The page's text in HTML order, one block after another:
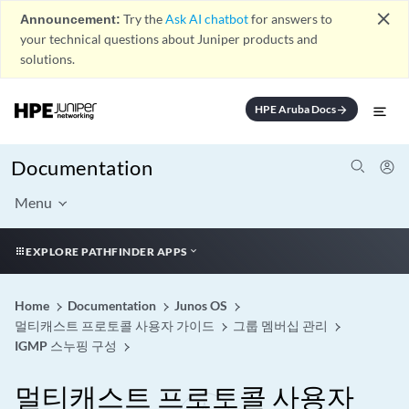
Announcement: Try theAsk AI chatbotfor answers to
your technical questions about Juniper products and
solutions.
close
HPE Aruba Docsarrow_forward
Documentation
Menu
EXPLORE PATHFINDER APPS
Home Documentation
Junos OS
멀티캐스트 프로토콜 사용자 가이드
그룹 멤버십 관리
IGMP 스누핑 구성
멀티캐스트 프로토콜 사용자